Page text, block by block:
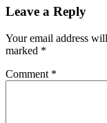
Leave a Reply
Your email address
marked *
Comment *